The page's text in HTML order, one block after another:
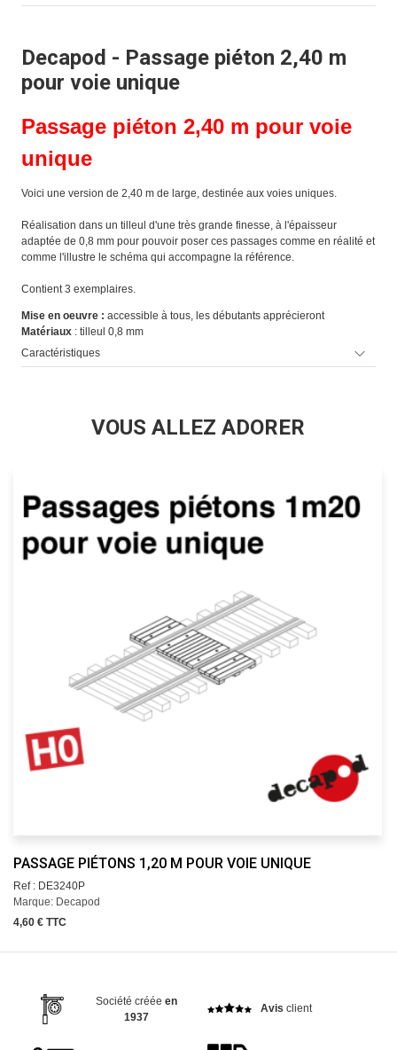
Decapod - Passage piéton 2,40 m
pour voie unique
Passage piéton 2,40 m pour voie
unique
Voici une version de 2,40 m de large, destinée aux voies uniques.
Réalisation dans un tilleul d'une très grande finesse, à l'épaisseur
adaptée de 0,8 mm pour pouvoir poser ces passages comme en réalité et
comme l'illustre le schéma qui accompagne la référence.
Contient 3 exemplaires.
Mise en oeuvre : accessible à tous, les débutants apprécieront
Matériaux: tilleul 0,8 mm
Caractéristiques
VOUS ALLEZ ADORER
PASSAGE PIÉTONS 1,20 M POUR VOIE UNIQUE
Ref : DE3240P
Marque: Decapod
4,60 € TTC
Société créée en
1937
Avis client